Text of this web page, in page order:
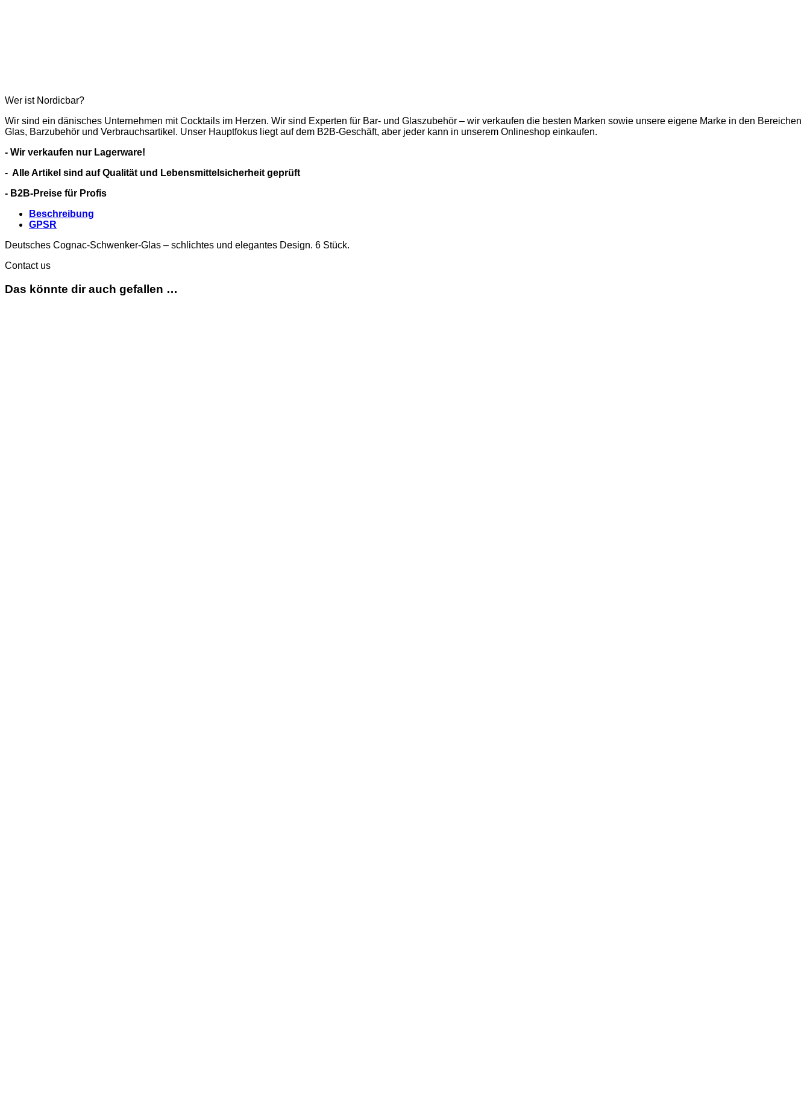
Wer ist Nordicbar?
Wir sind ein dänisches Unternehmen mit Cocktails im Herzen. Wir sind Experten für Bar- und Glaszubehör – wir verkaufen die besten Marken sowie unsere eigene Marke in den Bereichen
Glas, Barzubehör und Verbrauchsartikel. Unser Hauptfokus liegt auf dem B2B-Geschäft, aber jeder kann in unserem Onlineshop einkaufen.
- Wir verkaufen nur Lagerware!
- Alle Artikel sind auf Qualität und Lebensmittelsicherheit geprüft
- B2B-Preise für Profis
Beschreibung
GPSR
Deutsches Cognac-Schwenker-Glas – schlichtes und elegantes Design. 6 Stück.
Contact us
Das könnte dir auch gefallen …